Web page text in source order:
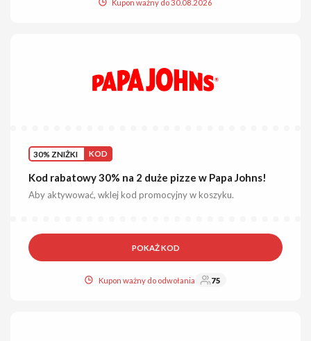
Kupon ważny do 30.08.2026
30% ZNIŻKI KOD
Kod rabatowy 30% na 2 duże pizze w Papa Johns!
Aby aktywować, wklej kod promocyjny w koszyku.
POKAŻ KOD
Kupon ważny do odwołania 75